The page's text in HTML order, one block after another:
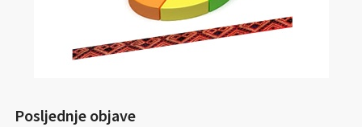
Posljednje objave